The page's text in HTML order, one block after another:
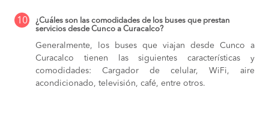
10
¿Cuáles son las comodidades de los buses que prestan
servicios desde Cunco a Curacalco?
Generalmente, los buses que viajan desde Cunco a
Curacalco tienen las siguientes características y
comodidades: Cargador de celular, WiFi, aire
acondicionado, televisión, café, entre otros.